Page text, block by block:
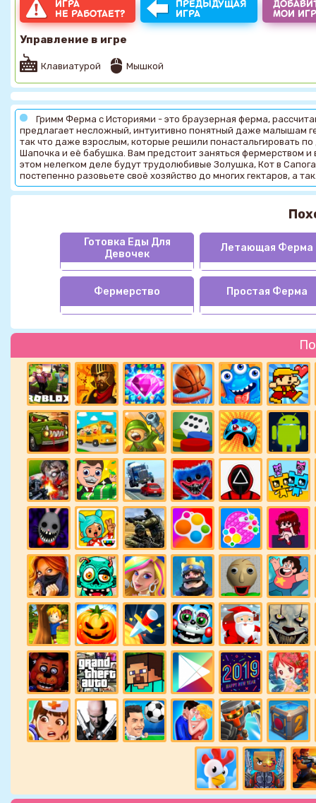
ИГРА
НЕ РАБОТАЕТ?
ПРЕДЫДУЩАЯ
ИГРА
МОИ
Управление в игре
Клавиатурой Мышкой
Гримм Ферма с Историями - это браузерная ферма,
предлагает несложный, интуитивно понятный даже малышам
так что даже взрослым, которые решили понастальгировать
Шапочка и её бабушка. Вам предстоит заняться фермерством
этом нелегком деле будут трудолюбивые Золушка, Кот в
постепенно разовьете своё хозяйство до многих гектаров, а
Готовка Еды Для
Девочек
Летающая Ферма
Фермерство Простая Ферма